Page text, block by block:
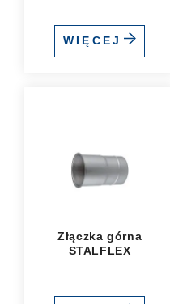
WIĘCEJ
Złączka górna
STALFLEX